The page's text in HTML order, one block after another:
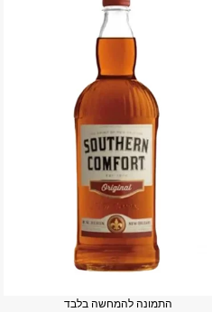
התמונה להמחשה בלבד